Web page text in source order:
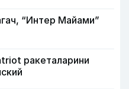
“Интер Майами”
ракеталарини